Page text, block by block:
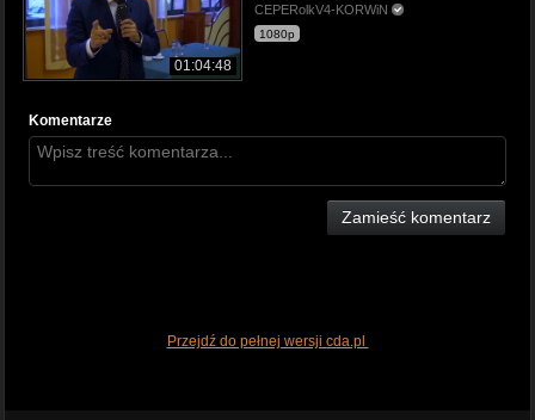
01:04:48
CEPERolkV4-KORWiN
1080p
Komentarze
Zamieść komentarz
Przejdź do pełnej wersji cda.pl